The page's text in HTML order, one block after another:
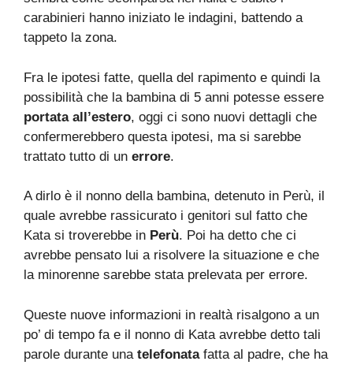
carabinieri hanno iniziato le indagini, battendo a
tappeto la zona.
Fra le ipotesi fatte, quella del rapimento e quindi la
possibilità che la bambina di 5 anni potesse essere
portata all’estero, oggi ci sono nuovi dettagli che
confermerebbero questa ipotesi, ma si sarebbe
trattato tutto di un errore.
A dirlo è il nonno della bambina, detenuto in Perù, il
quale avrebbe rassicurato i genitori sul fatto che
Kata si troverebbe in Perù. Poi ha detto che ci
avrebbe pensato lui a risolvere la situazione e che
la minorenne sarebbe stata prelevata per errore.
Queste nuove informazioni in realtà risalgono a un
po’ di tempo fa e il nonno di Kata avrebbe detto tali
parole durante una telefonatafatta al padre, che ha